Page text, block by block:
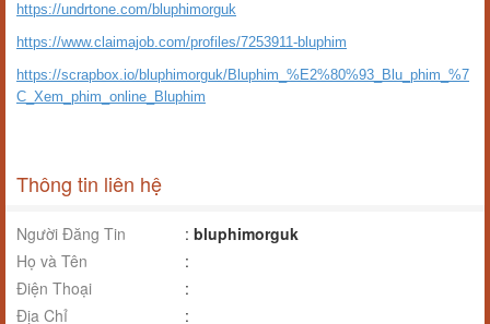
https://undrtone.com/bluphimorguk
https://www.claimajob.com/profiles/7253911-bluphim
https://scrapbox.io/bluphimorguk/Bluphim_%E2%80%93_Blu_phim_%7
C_Xem_phim_online_Bluphim
Thông tin liên hệ
Người Đăng Tin : bluphimorguk
Họ và Tên
:
Điện Thoại
:
Địa Chỉ
: